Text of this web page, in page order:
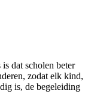
dat scholen beter
zodat elk kind,
is, de begeleiding